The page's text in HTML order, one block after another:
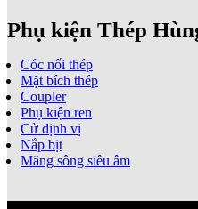
Phụ kiện Thép
Cóc nối thép
Mặt bích thép
Coupler
Phụ kiện ren
Cử định vị
Nắp bịt
Măng sông siêu âm